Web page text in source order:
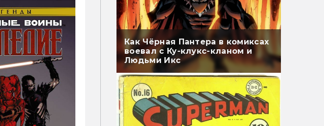
Как Чёрная Пантера в комиксах
воевал с Ку-клукс-кланом и
Людьми Икс